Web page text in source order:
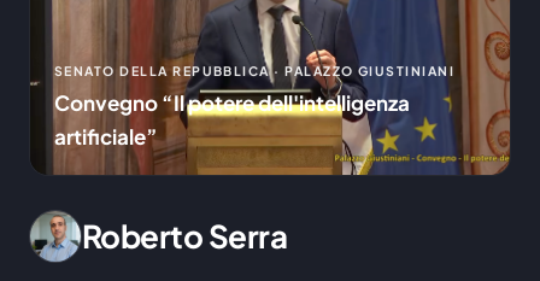
SENATO DELLA REPUBBLICA · PALAZZO GIUSTINIANI
Convegno “Il potere dell'intelligenza
artificiale”
Roberto Serra